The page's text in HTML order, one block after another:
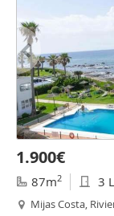
1.900€
87m2 3
Mijas Costa,